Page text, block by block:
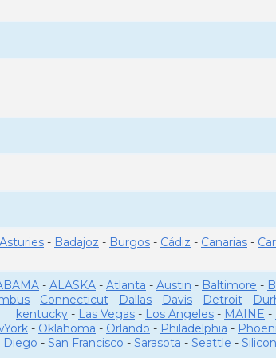
Asturies - Badajoz - Burgos - Cádiz - Canarias -
- ALASKA - Atlanta - Austin - Baltimore -
- Connecticut - Dallas - Davis - Detroit -
kentucky - Las Vegas - Los Angeles - MAINE -
- Oklahoma - Orlando - Philadelphia -
Diego - San Francisco - Sarasota - Seattle -